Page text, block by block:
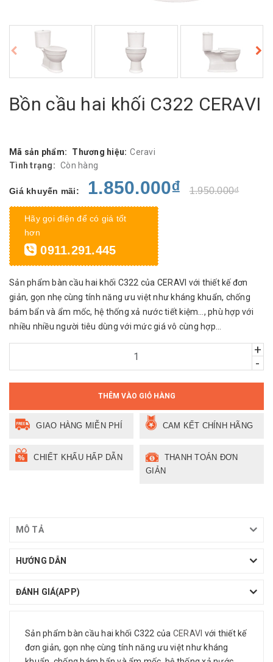
Bồn cầu hai khối C322 CERAVI
Mã sản phẩm: Thương hiệu: Ceravi
Tình trạng: Còn hàng
Giá khuyến mãi: 1.850.000₫ 1.950.000₫
Hãy gọi điện để có giá tốt
hơn
0911.291.445
Sản phẩm bàn cầu hai khối C322 của CERAVI với thiết kế đơn
giản, gọn nhẹ cùng tính năng ưu việt như kháng khuẩn, chống
bám bẩn và ẩm mốc, hệ thống xả nước tiết kiệm…, phù hợp với
nhiều nhiều người tiêu dùng với mức giá vô cùng hợp...
+
-
THÊM VÀO GIỎ HÀNG
GIAO HÀNG MIỄN PHÍ CAM KẾT CHÍNH HÃNG
CHIẾT KHẤU HẤP DẪN
THANH TOÁN ĐƠN
GIẢN
MÔ TẢ
HƯỚNG DẪN
ĐÁNH GIÁ(APP)
Sản phẩm bàn cầu hai khối C322 của CERAVI với thiết kế
đơn giản, gọn nhẹ cùng tính năng ưu việt như kháng